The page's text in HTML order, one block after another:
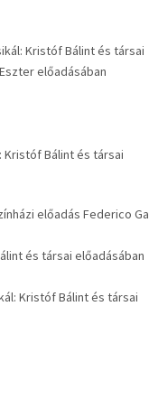
Kristóf Bálint és társai
Eszter előadásában
Kristóf Bálint és társai
előadás Federico
és társai előadásában
Kristóf Bálint és társai